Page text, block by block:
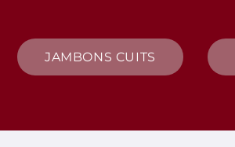
JAMBONS CUITS